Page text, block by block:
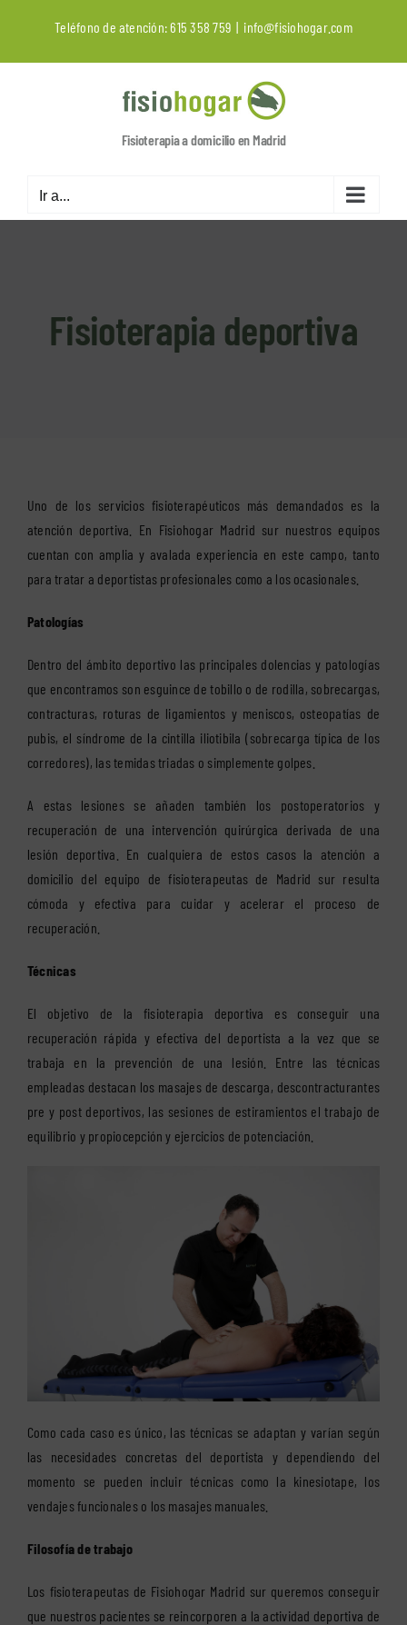
contenido
Teléfono de atención:615 358 759 | info@fisiohogar.com
Fisioterapia a domicilio en Madrid
Ir a...
Fisioterapia deportiva
Uno de los servicios fisioterapéuticos más demandados es la
atención deportiva. En Fisiohogar Madrid sur nuestros equipos
cuentan con amplia y avalada experiencia en este campo, tanto
para tratar a deportistas profesionales como a los ocasionales.
Patologías
Dentro del ámbito deportivo las principales dolencias y patologías
que encontramos son esguince de tobillo o de rodilla, sobrecargas,
contracturas, roturas de ligamientos y meniscos, osteopatías de
pubis, el síndrome de la cintilla iliotibila (sobrecarga típica de los
corredores), las temidas triadas o simplemente golpes.
A estas lesiones se añaden también los postoperatorios y
recuperación de una intervención quirúrgica derivada de una
lesión deportiva. En cualquiera de estos casos la atención a
domicilio del equipo de fisioterapeutas de Madrid sur resulta
cómoda y efectiva para cuidar y acelerar el proceso de
recuperación.
Técnicas
El objetivo de la fisioterapia deportiva es conseguir una
recuperación rápida y efectiva del deportista a la vez que se
trabaja en la prevención de una lesión. Entre las técnicas
empleadas destacan los masajes de descarga, descontracturantes
pre y post deportivos, las sesiones de estiramientos el trabajo de
equilibrio y propiocepción y ejercicios de potenciación.
Como cada caso es único, las técnicas se adaptan y varían según
las necesidades concretas del deportista y dependiendo del
momento se pueden incluir técnicas como la kinesiotape, los
vendajes funcionales o los masajes manuales.
Filosofía de trabajo
Los fisioterapeutas de Fisiohogar Madrid sur queremos conseguir
que nuestros pacientes se reincorporen a la actividad deportiva de